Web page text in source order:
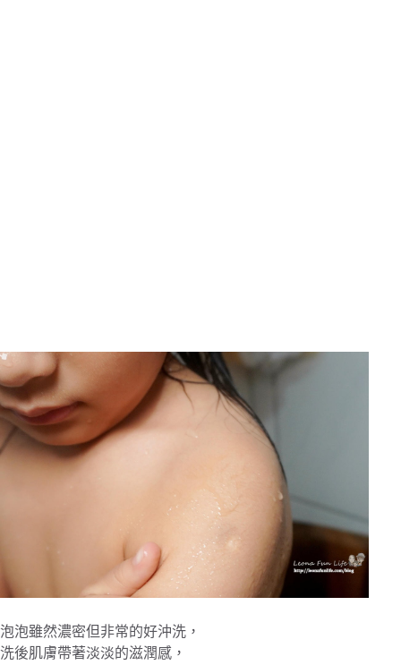
泡泡雖然濃密但非常的好沖洗，
洗後肌膚帶著淡淡的滋潤感，